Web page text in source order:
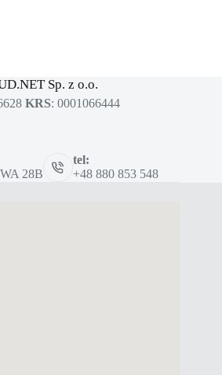
Sp. z o.o.
KRS: 0001066444
28B
tel:
+48 880 853 548